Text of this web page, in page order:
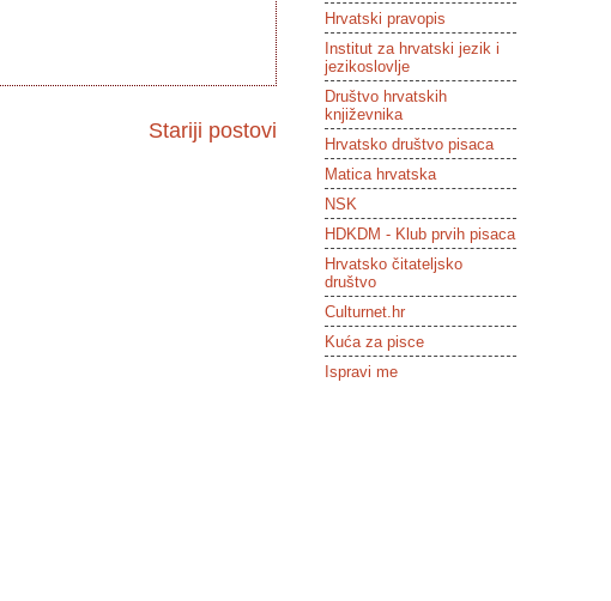
Stariji postovi
Hrvatski pravopis
Institut za hrvatski jezik i
jezikoslovlje
Društvo hrvatskih
književnika
Hrvatsko društvo pisaca
Matica hrvatska
NSK
HDKDM - Klub prvih pisaca
Hrvatsko čitateljsko
društvo
Culturnet.hr
Kuća za pisce
Ispravi me